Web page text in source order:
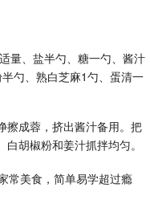
量、盐半勺、糖一勺、酱汁
勺、熟白芝麻1勺、蛋清一
擦成蓉，挤出酱汁备用。把
胡椒粉和姜汁抓拌均匀。